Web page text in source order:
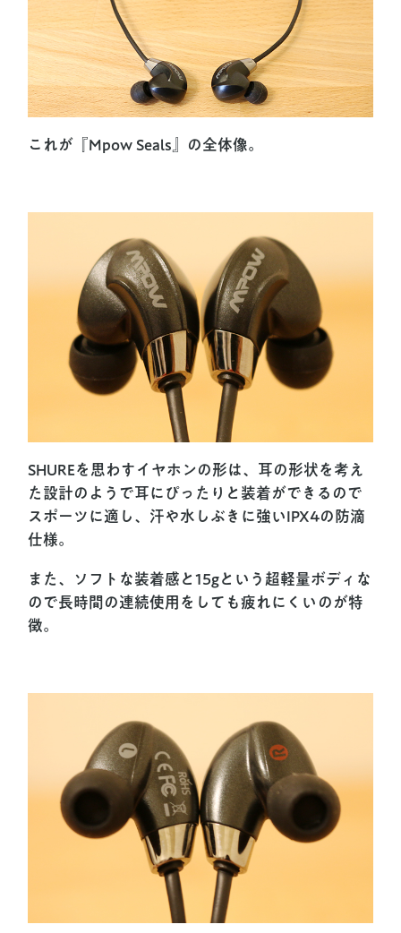
これが『Mpow Seals』の全体像。
SHUREを思わすイヤホンの形は、耳の形状を考え
た設計のようで耳にぴったりと装着ができるので
スポーツに適し、汗や水しぶきに強いIPX4の防滴
仕様。
また、ソフトな装着感と15gという超軽量ボディな
ので長時間の連続使用をしても疲れにくいのが特
徴。